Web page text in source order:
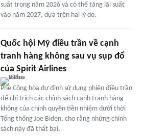
suất trong năm 2026 và có thể tăng lãi suất
vào năm 2027, dựa trên hai lý do.
Quốc hội Mỹ điều trần về cạnh
tranh hàng không sau vụ sụp đổ
của Spirit Airlines
Phe Cộng hòa dự định sử dụng phiên điều trần
để chỉ trích các chính sách cạnh tranh hàng
không của chính quyền tiền nhiệm dưới thời
Tổng thống Joe Biden, cho rằng những chính
sách này đã thất bại.